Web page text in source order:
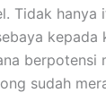
Tidak hanya
kepada
sudah